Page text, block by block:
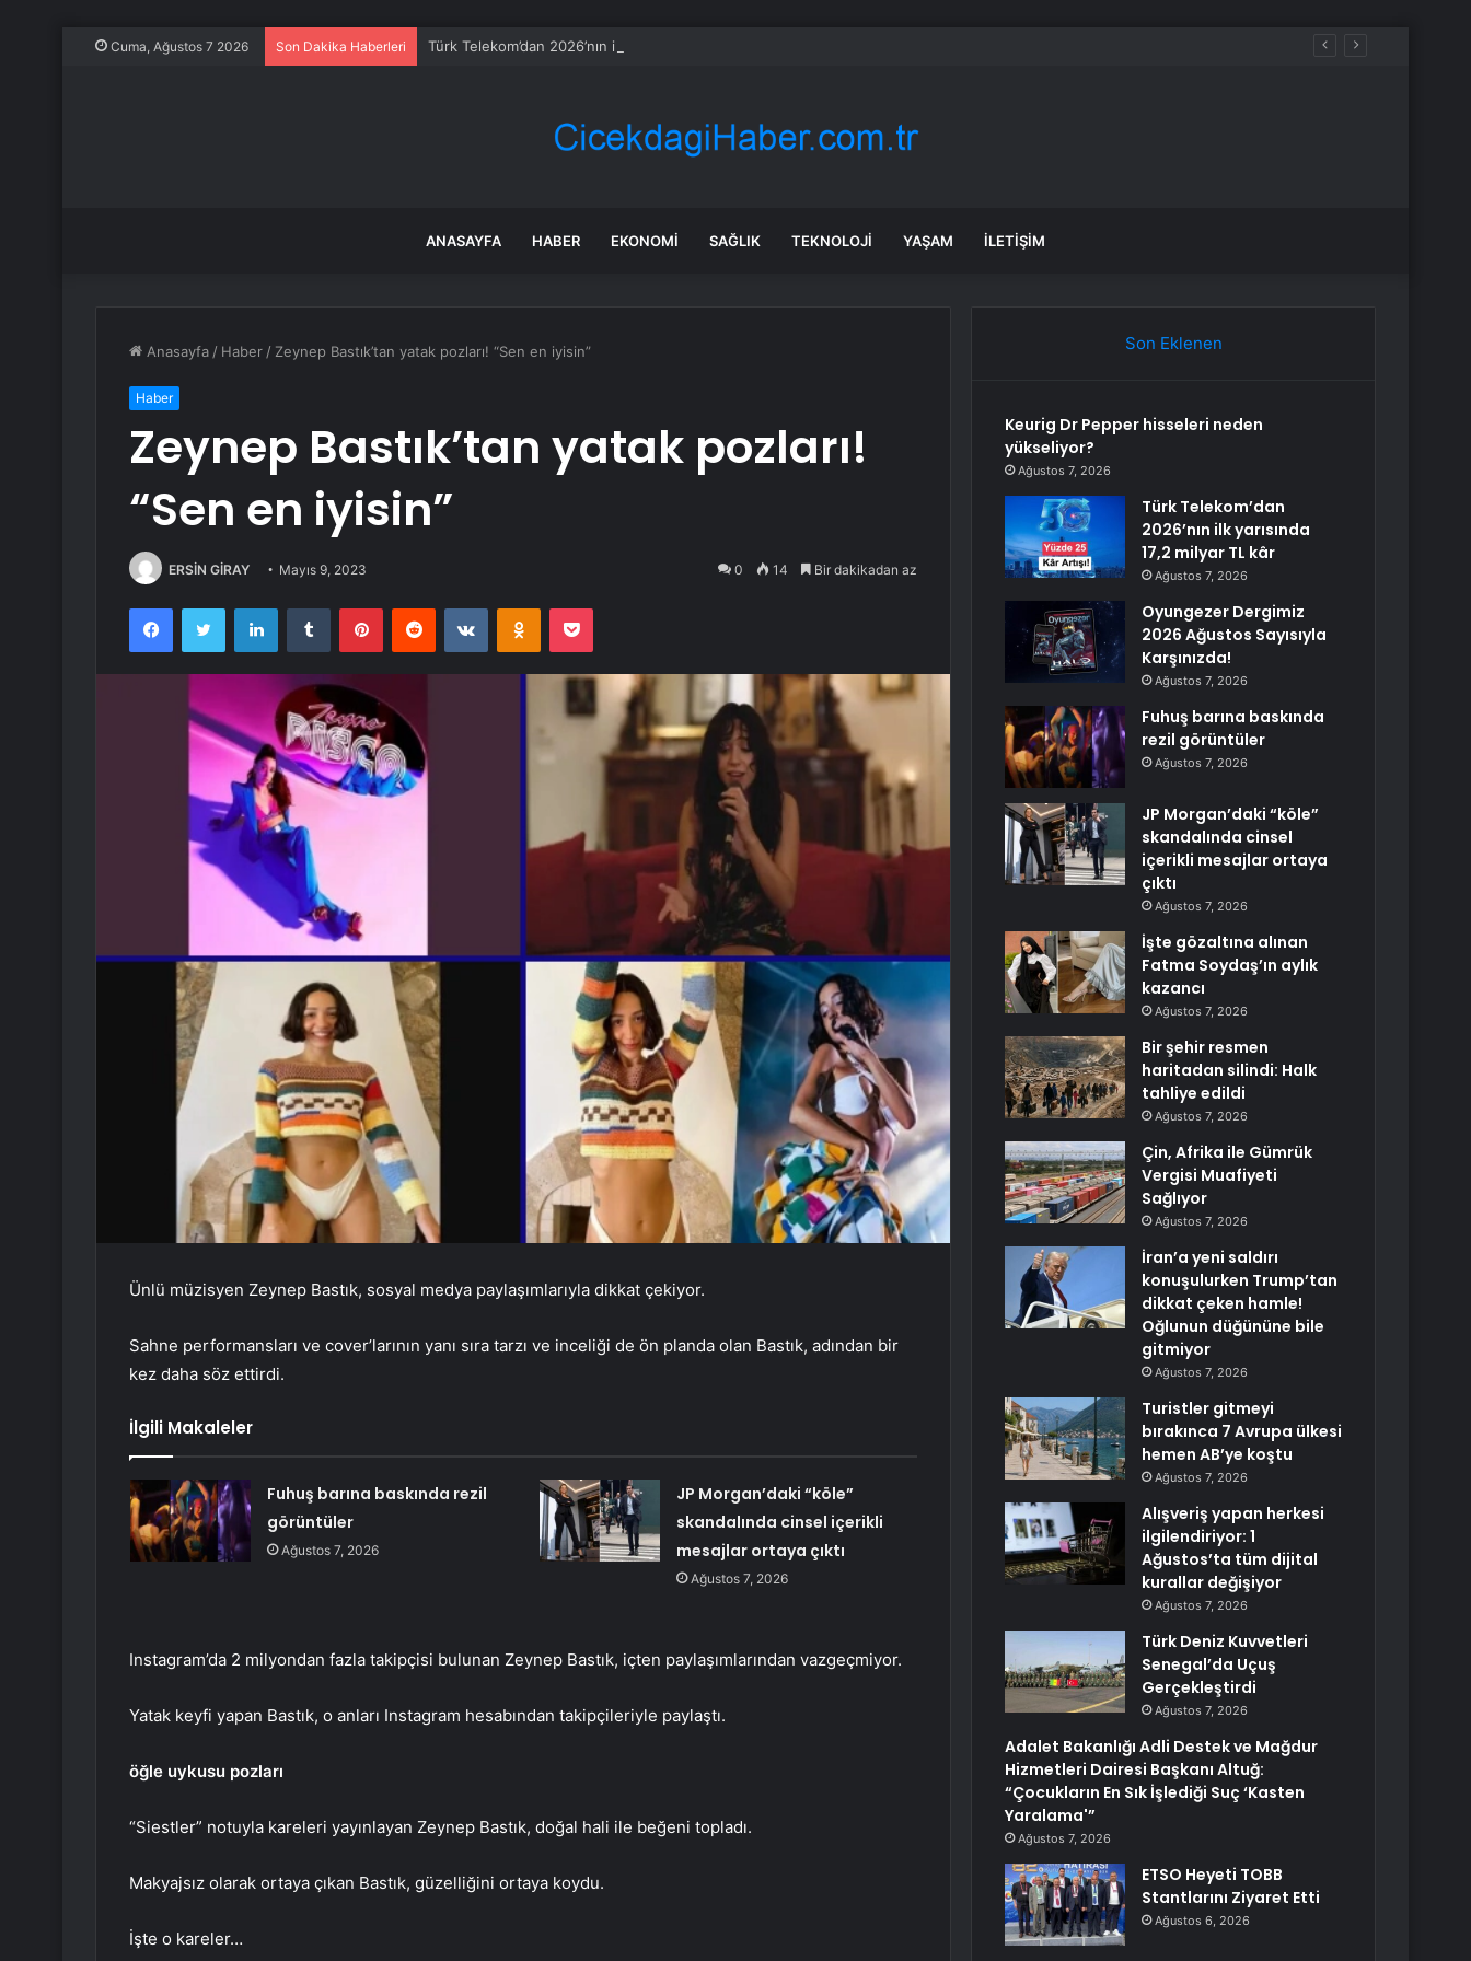
Cuma, Ağustos 7 2026 Son Dakika Haberleri Türk Telekom’dan 2026’nın ilk yarısında 17,2 milyar TL kâr
ANASAYFA HABER EKONOMI SAĞLIK TEKNOLOJI YAŞAM İLETIŞIM
Anasayfa / Haber / Zeynep Bastık’tan yatak pozları! “Sen en iyisin”
Haber
Zeynep Bastık’tan yatak pozları!
“Sen en iyisin”
ERSİN GİRAY Mayıs 9, 2023 0 14 Bir dakikadan az
FacebookTwitter LinkedInTumblr PinterestReddit VKontakteOdnoklassniki
Pocket
Ünlü müzisyen Zeynep Bastık, sosyal medya paylaşımlarıyla dikkat çekiyor.
Sahne performansları ve cover’larının yanı sıra tarzı ve inceliği de ön planda olan Bastık, adından bir
kez daha söz ettirdi.
İlgili Makaleler
Fuhuş barına baskında rezil
görüntüler
Ağustos 7, 2026
JP Morgan’daki “köle”
skandalında cinsel içerikli
mesajlar ortaya çıktı
Ağustos 7, 2026
Instagram’da 2 milyondan fazla takipçisi bulunan Zeynep Bastık, içten paylaşımlarından vazgeçmiyor.
Yatak keyfi yapan Bastık, o anları Instagram hesabından takipçileriyle paylaştı.
öğle uykusu pozları
“Siestler” notuyla kareleri yayınlayan Zeynep Bastık, doğal hali ile beğeni topladı.
Makyajsız olarak ortaya çıkan Bastık, güzelliğini ortaya koydu.
İşte o kareler…
Son Eklenen
Keurig Dr Pepper hisseleri neden
yükseliyor?
Ağustos 7, 2026
Türk Telekom’dan
2026’nın ilk yarısında
17,2 milyar TL kâr
Ağustos 7, 2026
Oyungezer Dergimiz
2026 Ağustos Sayısıyla
Karşınızda!
Ağustos 7, 2026
Fuhuş barına baskında
rezil görüntüler
Ağustos 7, 2026
JP Morgan’daki “köle”
skandalında cinsel
içerikli mesajlar ortaya
çıktı
Ağustos 7, 2026
İşte gözaltına alınan
Fatma Soydaş’ın aylık
kazancı
Ağustos 7, 2026
Bir şehir resmen
haritadan silindi: Halk
tahliye edildi
Ağustos 7, 2026
Çin, Afrika ile Gümrük
Vergisi Muafiyeti
Sağlıyor
Ağustos 7, 2026
İran’a yeni saldırı
konuşulurken Trump’tan
dikkat çeken hamle!
Oğlunun düğününe bile
gitmiyor
Ağustos 7, 2026
Turistler gitmeyi
bırakınca 7 Avrupa ülkesi
hemen AB’ye koştu
Ağustos 7, 2026
Alışveriş yapan herkesi
ilgilendiriyor: 1
Ağustos’ta tüm dijital
kurallar değişiyor
Ağustos 7, 2026
Türk Deniz Kuvvetleri
Senegal’da Uçuş
Gerçekleştirdi
Ağustos 7, 2026
Adalet Bakanlığı Adli Destek ve Mağdur
Hizmetleri Dairesi Başkanı Altuğ:
“Çocukların En Sık İşlediği Suç ‘Kasten
Yaralama'”
Ağustos 7, 2026
ETSO Heyeti TOBB
Stantlarını Ziyaret Etti
Ağustos 6, 2026